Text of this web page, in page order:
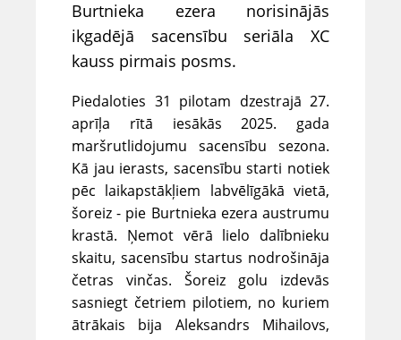
Burtnieka ezera norisinājās
ikgadējā sacensību seriāla XC
kauss pirmais posms.
Piedaloties 31 pilotam dzestrajā 27.
aprīļa rītā iesākās 2025. gada
maršrutlidojumu sacensību sezona.
Kā jau ierasts, sacensību starti notiek
pēc laikapstākļiem labvēlīgākā vietā,
šoreiz - pie Burtnieka ezera austrumu
krastā. Ņemot vērā lielo dalībnieku
skaitu, sacensību startus nodrošināja
četras vinčas. Šoreiz golu izdevās
sasniegt četriem pilotiem, no kuriem
ātrākais bija Aleksandrs Mihailovs,